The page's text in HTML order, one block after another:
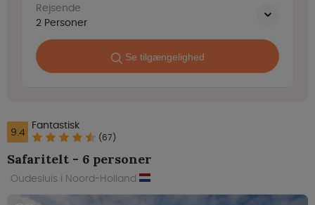
Rejsende
2 Personer
Se tilgængelighed
9.4 Fantastisk
(67)
Safaritelt - 6 personer
Oudesluis i Noord-Holland